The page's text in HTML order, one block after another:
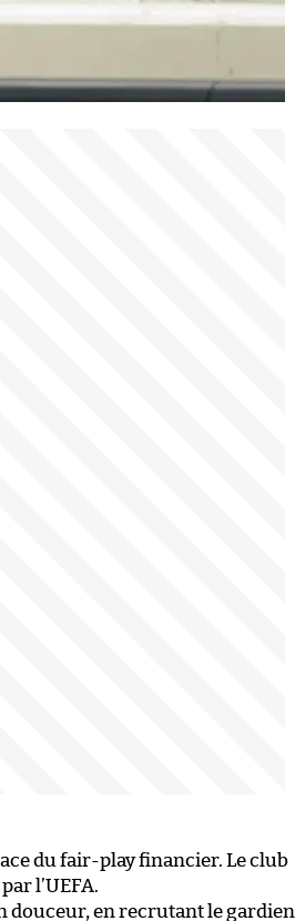
du fair-play financier. Le club
l’UEFA.
douceur, en recrutant le gardien